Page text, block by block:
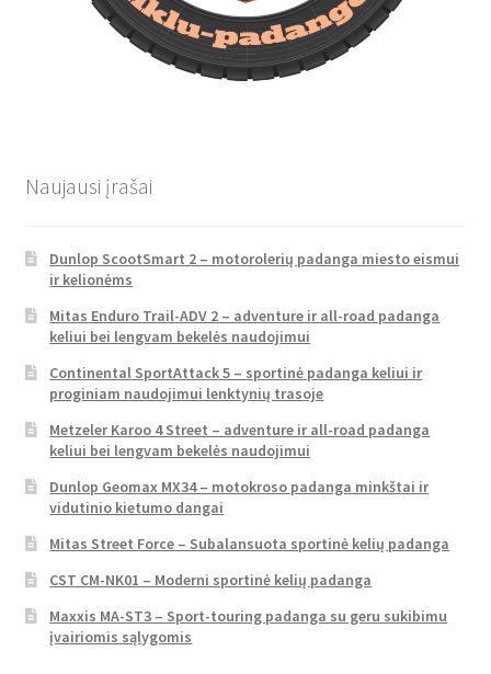
Naujausi įrašai
Dunlop ScootSmart 2 – motorolerių padanga miesto eismui
ir kelionėms
Mitas Enduro Trail-ADV 2 – adventure ir all-road padanga
keliui bei lengvam bekelės naudojimui
Continental SportAttack 5 – sportinė padanga keliui ir
proginiam naudojimui lenktynių trasoje
Metzeler Karoo 4 Street – adventure ir all-road padanga
keliui bei lengvam bekelės naudojimui
Dunlop Geomax MX34 – motokroso padanga minkštai ir
vidutinio kietumo dangai
Mitas Street Force – Subalansuota sportinė kelių padanga
CST CM-NK01 – Moderni sportinė kelių padanga
Maxxis MA-ST3 – Sport-touring padanga su geru sukibimu
įvairiomis sąlygomis